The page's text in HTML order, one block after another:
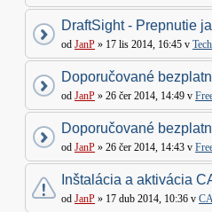
DraftSight - Prepnutie
od JanP » 17 lis 2014, 16:45 v
Doporučované
od JanP » 26 čer 2014, 14:49 v
Doporučované
od JanP » 26 čer 2014, 14:43 v
Inštalácia a aktivácia
od JanP » 17 dub 2014, 10:36 v